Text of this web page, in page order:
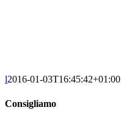
l2016-01-03T16:45:42+01:00
Consigliamo